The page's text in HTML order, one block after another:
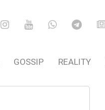
GOSSIP REALITY